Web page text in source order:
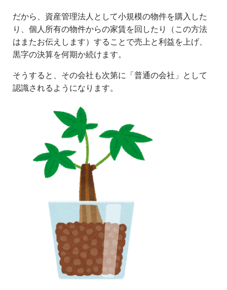
だから、資産管理法人として小規模の物件を購入した
り、個人所有の物件からの家賃を回したり（この方法
はまたお伝えします）することで売上と利益を上げ、
黒字の決算を何期か続けます。
そうすると、その会社も次第に「普通の会社」として
認識されるようになります。